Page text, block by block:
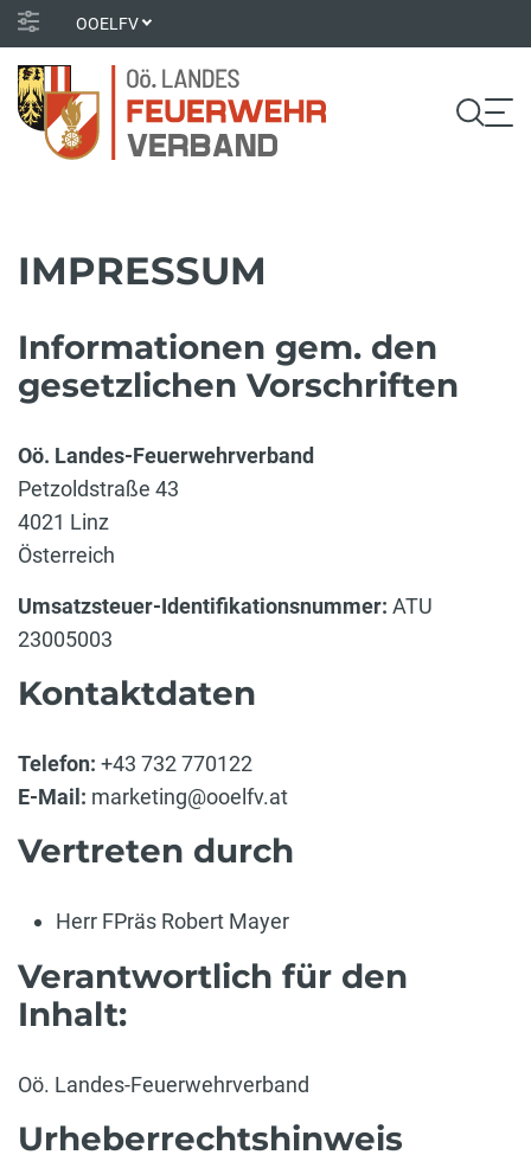
OOELFV
IMPRESSUM
Informationen gem. den
gesetzlichen Vorschriften
Oö. Landes-Feuerwehrverband
Petzoldstraße 43
4021 Linz
Österreich
Umsatzsteuer-Identifikationsnummer: ATU
23005003
Kontaktdaten
Telefon: +43 732 770122
E-Mail: marketing@ooelfv.at
Vertreten durch
Herr FPräs Robert Mayer
Verantwortlich für den
Inhalt:
Oö. Landes-Feuerwehrverband
Urheberrechtshinweis